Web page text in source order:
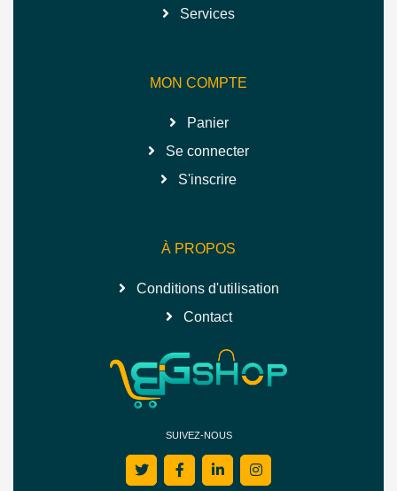
Services
MON COMPTE
Panier
Se connecter
S'inscrire
À PROPOS
Conditions d'utilisation
Contact
SUIVEZ-NOUS